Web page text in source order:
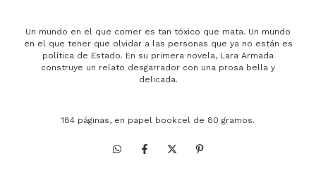
Un mundo en el que comer es tan tóxico que mata. Un mundo
en el que tener que olvidar a las personas que ya no están es
política de Estado. En su primera novela, Lara Armada
construye un relato desgarrador con una prosa bella y
delicada.
184 páginas, en papel bookcel de 80 gramos.